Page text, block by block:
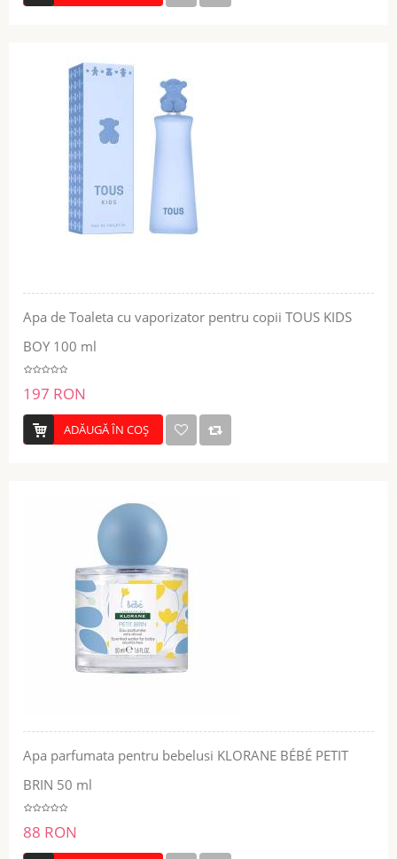
Apa de Toaleta cu vaporizator pentru copii TOUS KIDS
BOY 100 ml
197 RON
ADĂUGĂ ÎN COŞ
Apa parfumata pentru bebelusi KLORANE BÉBÉ PETIT
BRIN 50 ml
88 RON